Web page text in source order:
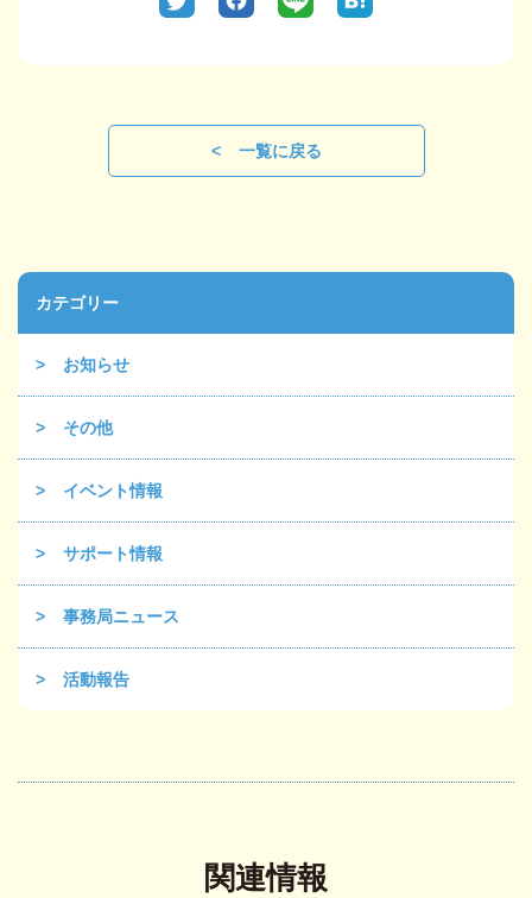
一覧に戻る
カテゴリー
お知らせ
その他
イベント情報
サポート情報
事務局ニュース
活動報告
関連情報